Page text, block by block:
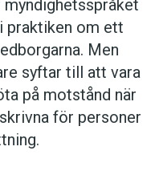
praktiken om ett
Men
syftar till att vara
på motstånd när
för personer